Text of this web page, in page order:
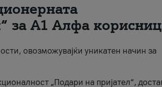
за А1 Алфа
овозможувајќи уникатен начин за
„Подари на пријател“,